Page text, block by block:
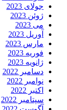
جولای 2023
ژوئن 2023
می 2023
آوریل 2023
مارس 2023
فوریه 2023
ژانویه 2023
دسامبر 2022
نوامبر 2022
اکتبر 2022
سپتامبر 2022